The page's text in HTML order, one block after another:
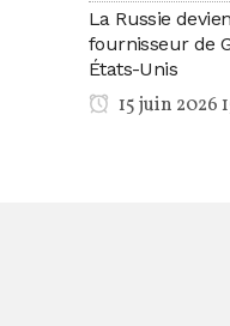
La Russie
fournisseur de
États-Unis
15 juin 2026